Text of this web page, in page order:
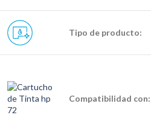
Tipo de producto:
Compatibilidad con: